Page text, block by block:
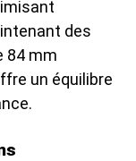
des
84 mm
un équilibre